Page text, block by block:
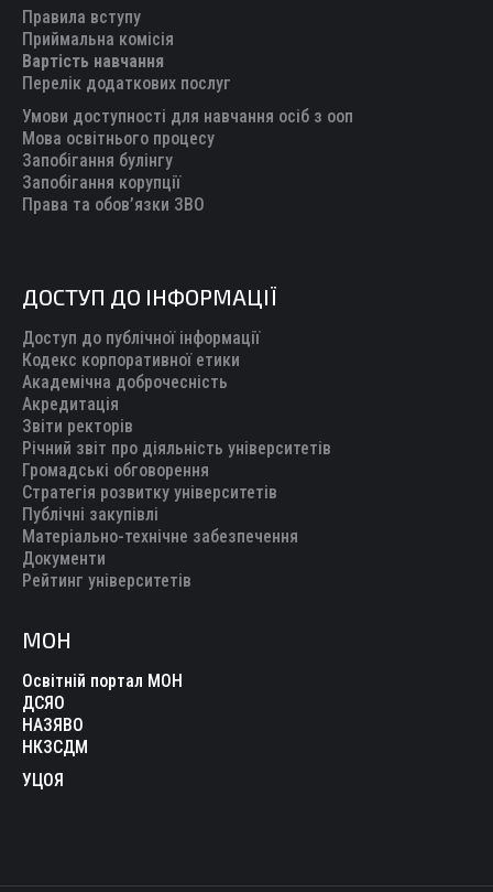
in
new
window
in
new
window
in
new
window
in
new
window
new
Правила вступу
Приймальна комісія
Вартість навчання
Перелік додаткових послуг
Умови доступності для навчання осіб з ооп
Мова освітнього процесу
Запобігання булінгу
Запобігання корупції
Права та обов’язки ЗВО
ДОСТУП ДО ІНФОРМАЦІЇ
Доступ до публічної інформації
Кодекс корпоративної етики
Академічна доброчесність
Акредитація
Звіти ректорів
Річний звіт про діяльність університетів
Громадські обговорення
Стратегія розвитку університетів
Публічні закупівлі
Матеріально-технічне забезпечення
Документи
Рейтинг університетів
МОН
Освітній портал МОН
ДСЯО
НАЗЯВО
НКЗСДМ
УЦОЯ